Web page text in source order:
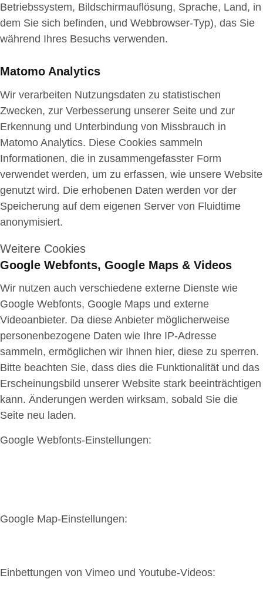
Betriebssystem, Bildschirmauflösung, Sprache, Land, in
dem Sie sich befinden, und Webbrowser-Typ), das Sie
während Ihres Besuchs verwenden.
Matomo Analytics
Wir verarbeiten Nutzungsdaten zu statistischen
Zwecken, zur Verbesserung unserer Seite und zur
Erkennung und Unterbindung von Missbrauch in
Matomo Analytics. Diese Cookies sammeln
Informationen, die in zusammengefasster Form
verwendet werden, um zu erfassen, wie unsere Website
genutzt wird. Die erhobenen Daten werden vor der
Speicherung auf dem eigenen Server von Fluidtime
anonymisiert.
Weitere Cookies
Google Webfonts, Google Maps & Videos
Wir nutzen auch verschiedene externe Dienste wie
Google Webfonts, Google Maps und externe
Videoanbieter. Da diese Anbieter möglicherweise
personenbezogene Daten wie Ihre IP-Adresse
sammeln, ermöglichen wir Ihnen hier, diese zu sperren.
Bitte beachten Sie, dass dies die Funktionalität und das
Erscheinungsbild unserer Website stark beeinträchtigen
kann. Änderungen werden wirksam, sobald Sie die
Seite neu laden.
Google Webfonts-Einstellungen:
Google Map-Einstellungen:
Einbettungen von Vimeo und Youtube-Videos: